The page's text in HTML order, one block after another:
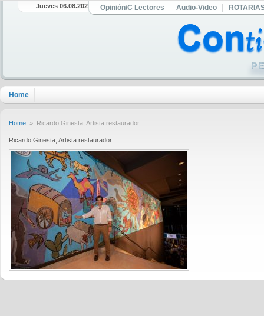
Jueves 06.08.2026 Opinión/C Lectores Audio-Video
Home
Home » Ricardo Ginesta, Artista restaurador
Ricardo Ginesta, Artista restaurador